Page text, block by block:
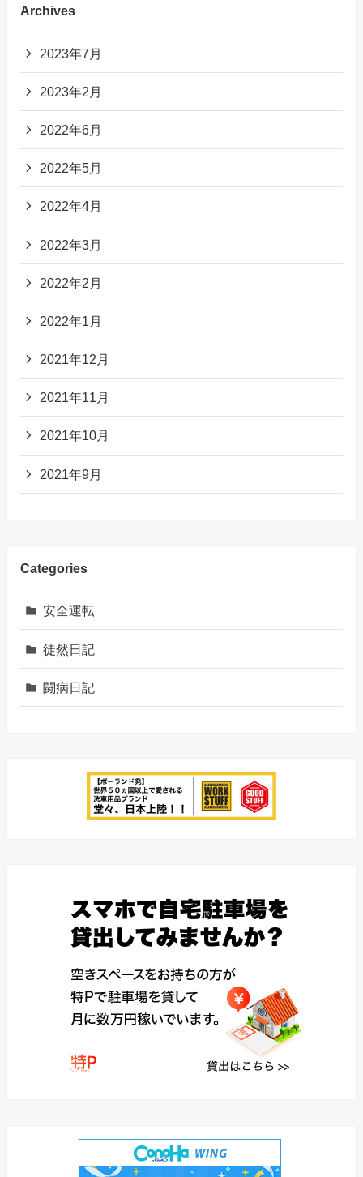
Archives
2023年7月
2023年2月
2022年6月
2022年5月
2022年4月
2022年3月
2022年2月
2022年1月
2021年12月
2021年11月
2021年10月
2021年9月
Categories
安全運転
徒然日記
闘病日記